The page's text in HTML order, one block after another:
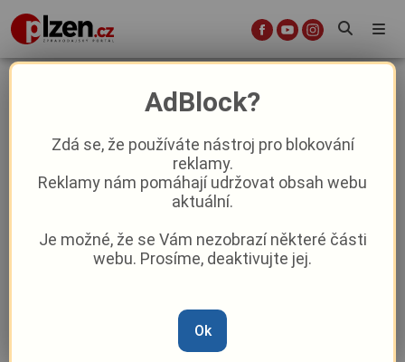
Druhá polovina pracovního týdne je
nabitá zajímavými akcemi
25. 10. 2023|04:34
AdBlock?
Zdá se, že používáte nástroj pro blokování
reklamy.
Reklamy nám pomáhají udržovat obsah webu
aktuální.
Je možné, že se Vám nezobrazí některé části
webu. Prosíme, deaktivujte jej.
Ok